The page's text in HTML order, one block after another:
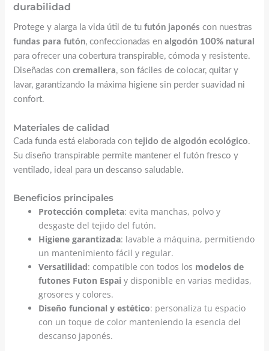
durabilidad
Protege y alarga la vida útil de tu futón japonés con nuestras
fundas para futón, confeccionadas en algodón 100% natural
para ofrecer una cobertura transpirable, cómoda y resistente.
Diseñadas con cremallera, son fáciles de colocar, quitar y
lavar, garantizando la máxima higiene sin perder suavidad ni
confort.
Materiales de calidad
Cada funda está elaborada con tejido de algodón ecológico.
Su diseño transpirable permite mantener el futón fresco y
ventilado, ideal para un descanso saludable.
Beneficios principales
Protección completa: evita manchas, polvo y
desgaste del tejido del futón.
Higiene garantizada: lavable a máquina, permitiendo
un mantenimiento fácil y regular.
Versatilidad: compatible con todos los modelos de
futones Futon Espai y disponible en varias medidas,
grosores y colores.
Diseño funcional y estético: personaliza tu espacio
con un toque de color manteniendo la esencia del
descanso japonés.